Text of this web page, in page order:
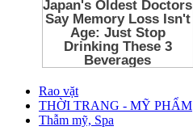
Rao vặt
THỜI TRANG - MỸ PHẨM
Thẫm mỹ, Spa